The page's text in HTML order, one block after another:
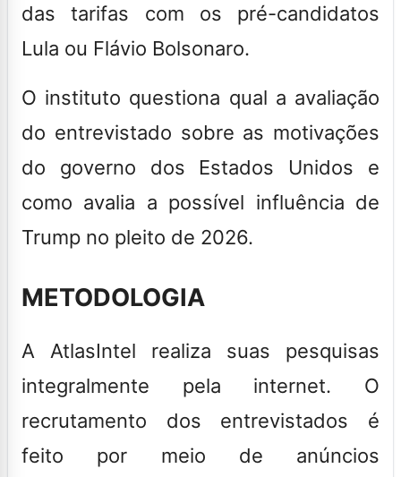
das tarifas com os pré-candidatos
Lula ou Flávio Bolsonaro.
O instituto questiona qual a avaliação
do entrevistado sobre as motivações
do governo dos Estados Unidos e
como avalia a possível influência de
Trump no pleito de 2026.
METODOLOGIA
A AtlasIntel realiza suas pesquisas
integralmente pela internet. O
recrutamento dos entrevistados é
feito por meio de anúncios